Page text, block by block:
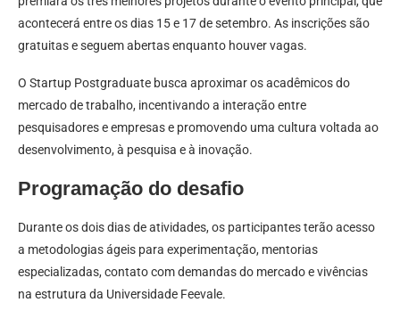
acontecerá entre os dias 15 e 17 de setembro. As inscrições são
gratuitas e seguem abertas enquanto houver vagas.
O Startup Postgraduate busca aproximar os acadêmicos do
mercado de trabalho, incentivando a interação entre
pesquisadores e empresas e promovendo uma cultura voltada ao
desenvolvimento, à pesquisa e à inovação.
Programação do desafio
Durante os dois dias de atividades, os participantes terão acesso
a metodologias ágeis para experimentação, mentorias
especializadas, contato com demandas do mercado e vivências
na estrutura da Universidade Feevale.